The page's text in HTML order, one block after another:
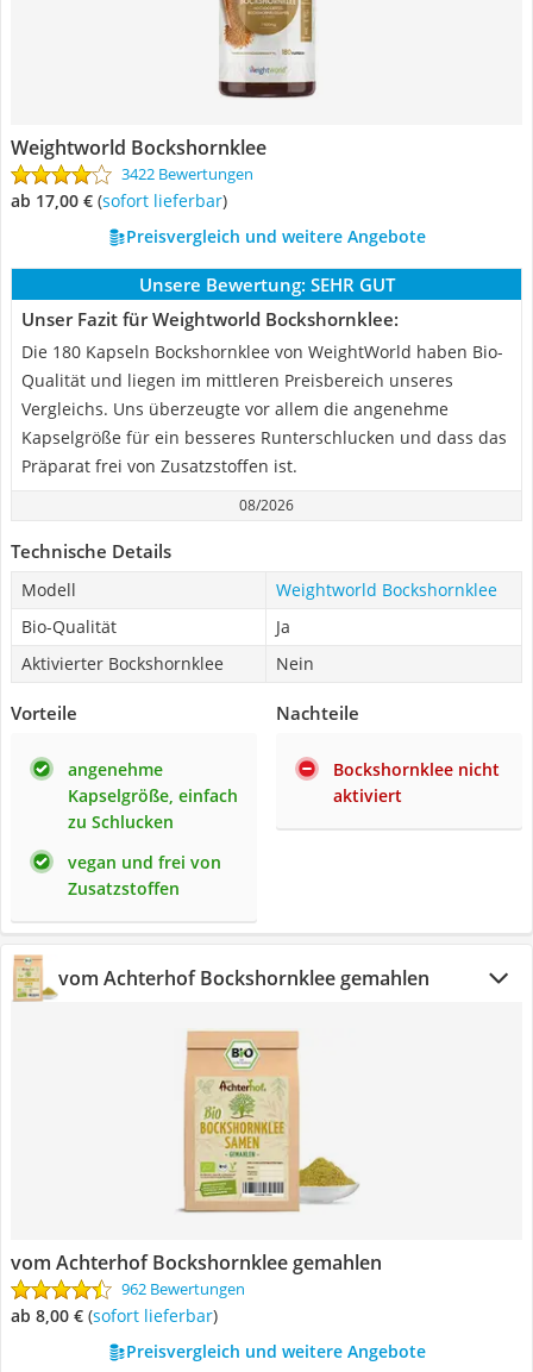
Weightworld Bockshornklee
3422 Bewertungen
ab 17,00 € ( Sofort lieferbar)
Preisvergleich und weitere Angebote
Unsere Bewertung: SEHR GUT
Unser Fazit für Weightworld Bockshornklee:
Die 180 Kapseln Bockshornklee von WeightWorld haben Bio-
Qualität und liegen im mittleren Preisbereich unseres
Vergleichs. Uns überzeugte vor allem die angenehme
Kapselgröße für ein besseres Runterschlucken und dass das
Präparat frei von Zusatzstoffen ist.
08/2026
Technische Details
Modell
Weightworld Bockshornklee
Bio-Qualität
Ja
Aktivierter Bockshornklee
Nein
Vorteile
angenehme
Kapselgröße, einfach
zu Schlucken
vegan und frei von
Zusatzstoffen
Nachteile
Bockshornklee nicht
aktiviert
vom Achterhof Bockshornklee gemahlen
vom Achterhof Bockshornklee gemahlen
962 Bewertungen
ab 8,00 € ( Sofort lieferbar)
Preisvergleich und weitere Angebote